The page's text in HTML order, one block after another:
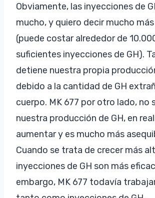
Obviamente, las inyecciones de
mucho, y quiero decir mucho
(puede costar alrededor de
suficientes inyecciones de GH).
detiene nuestra propia
debido a la cantidad de GH
cuerpo. MK 677 por otro lado, no
nuestra producción de GH, en
aumentar y es mucho más
Cuando se trata de crecer más
inyecciones de GH son más
embargo, MK 677 todavía